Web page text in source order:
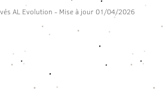
AL Evolution - Mise à jour 01/04/2026